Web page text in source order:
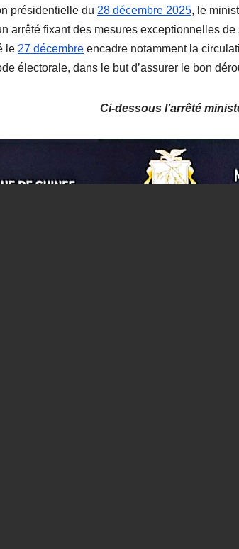
présidentielle du 28 décembre 2025, le
arrêté fixant des mesures exceptionnelles
le 27 décembre encadre notamment la
électorale, dans le but d’assurer le bon
Ci-dessous l’arrêté